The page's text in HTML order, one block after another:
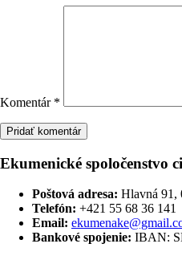
Komentár *
Ekumenické spoločenstvo
Poštová adresa: Hlavná 91,
Telefón: +421 55 68 36 141
Email:
Bankové spojenie: IBAN: